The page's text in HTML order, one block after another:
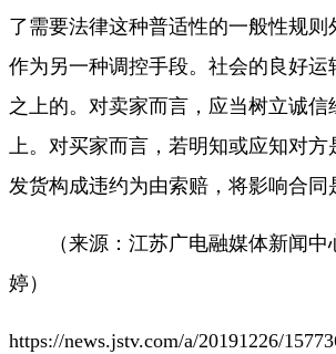
了需要法律这种普适性的一般性规
作为另一种调控手段。社会的良好
之上的。对卖家而言，应当树立诚
上。对买家而言，若明知或应知对
发货构成违约为由索赔，将影响合
（来源：江苏广电融媒体新闻中
婷）
https://news.jstv.com/a/20191226/